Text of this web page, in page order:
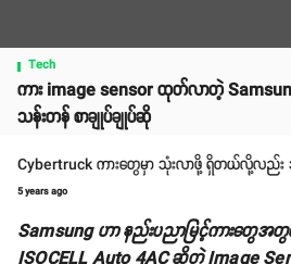
Tech
ကား image sensor ထုတ်လာတဲ့
သန်းတန် စာချုပ်ချုပ်ဆို
Cybertruck ကားတွေမှာ သုံးလာဖို့ ရှိတယ်လို့လည်
5 years ago
Samsung ဟာ နည်းပညာမြင့်ကားတွေ